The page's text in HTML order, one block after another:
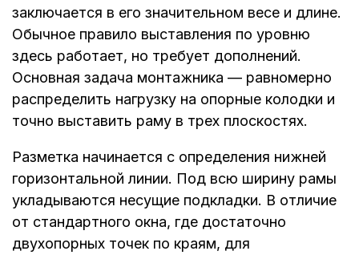
заключается в его значительном весе и длине.
Обычное правило выставления по уровню
здесь работает, но требует дополнений.
Основная задача монтажника — равномерно
распределить нагрузку на опорные колодки и
точно выставить раму в трех плоскостях.
Разметка начинается с определения нижней
горизонтальной линии. Под всю ширину рамы
укладываются несущие подкладки. В отличие
от стандартного окна, где достаточно
двухопорных точек по краям, для